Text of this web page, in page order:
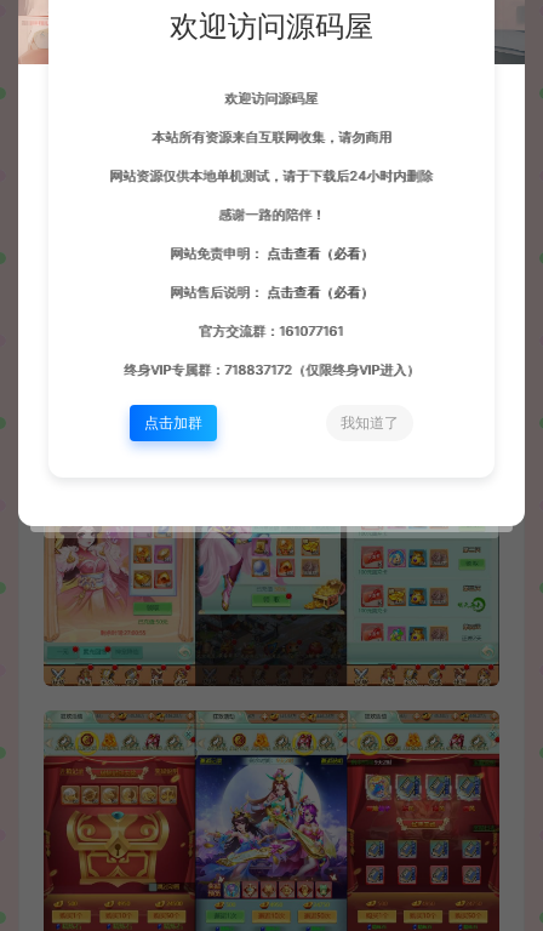
欢迎访问源码屋
欢迎访问源码屋
本站所有资源来自互联网收集，请勿商用
网站资源仅供本地单机测试，请于下载后24小时内删除
感谢一路的陪伴！
网站免责申明： 点击查看（必看）
网站售后说明： 点击查看（必看）
官方交流群：161077161
终身VIP专属群：718837172（仅限终身VIP进入）
点击加群 我知道了